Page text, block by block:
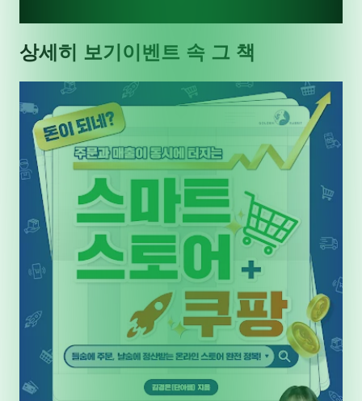
상세히 보기 이벤트 속 그 책